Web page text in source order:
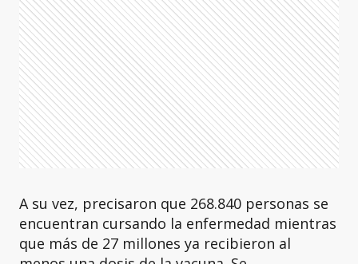
A su vez, precisaron que 268.840 personas se
encuentran cursando la enfermedad mientras
que más de 27 millones ya recibieron al